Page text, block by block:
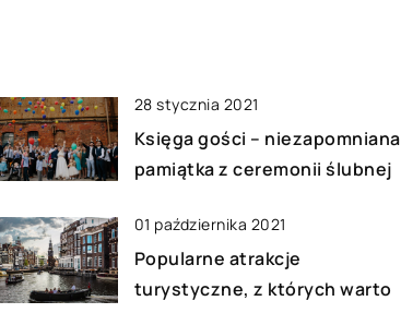
28 stycznia 2021
Księga gości – niezapomniana
pamiątka z ceremonii ślubnej
01 października 2021
Popularne atrakcje
turystyczne, z których warto